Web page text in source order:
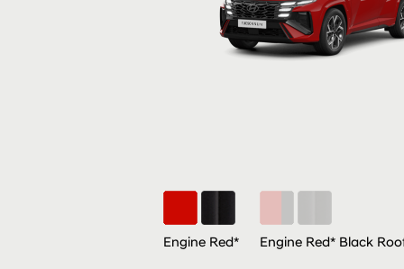
Engine Red* Engine Red* Black